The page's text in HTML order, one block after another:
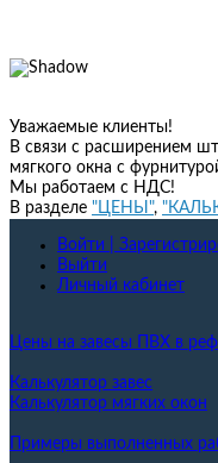
Уважаемые клиенты!
В связи с расширением
мягкого окна с
Мы работаем с НДС!
В разделе "ЦЕНЫ",
Войти |
Выйти
Личный кабинет
Цены на завесы ПВХ в
Калькулятор завес
Калькулятор мягких окон
Примеры выполненных